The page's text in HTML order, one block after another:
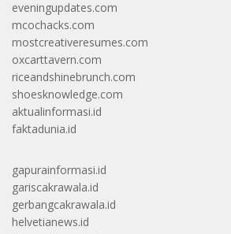
eveningupdates.com
mcochacks.com
mostcreativeresumes.com
oxcarttavern.com
riceandshinebrunch.com
shoesknowledge.com
aktualinformasi.id
faktadunia.id
gapurainformasi.id
gariscakrawala.id
gerbangcakrawala.id
helvetianews.id